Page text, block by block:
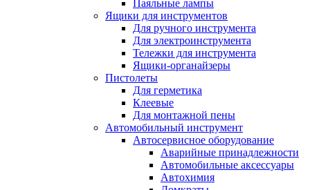
Паяльные лампы
Ящики для инструментов
Для ручного инструмента
Для электроинструмента
Тележки для инструмента
Ящики-органайзеры
Пистолеты
Для герметика
Клеевые
Для монтажной пены
Автомобильный инструмент
Автосервисное оборудование
Аварийные принадлежности
Автомобильные аксессуары
Автохимия